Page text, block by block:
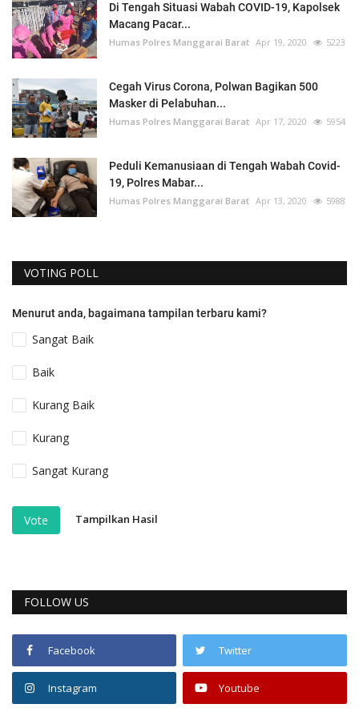
Di Tengah Situasi Wabah COVID-19, Kapolsek
Macang Pacar...
Humas Polres Manggarai Barat Apr 19, 2020 5223
Cegah Virus Corona, Polwan Bagikan 500
Masker di Pelabuhan...
Humas Polres Manggarai Barat Apr 17, 2020 5954
Peduli Kemanusiaan di Tengah Wabah Covid-
19, Polres Mabar...
Humas Polres Manggarai Barat Apr 13, 2020 5988
VOTING POLL
Menurut anda, bagaimana tampilan terbaru kami?
Sangat Baik
Baik
Kurang Baik
Kurang
Sangat Kurang
Vote Tampilkan Hasil
FOLLOW US
Facebook Twitter
Instagram Youtube